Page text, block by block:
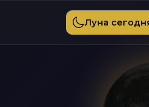
Луна